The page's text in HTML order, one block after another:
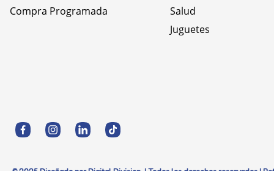
Compra Programada
Salud
Juguetes